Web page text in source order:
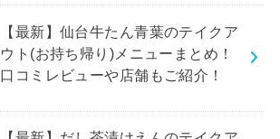
【最新】仙台牛たん青葉のテイクア
ウト(お持ち帰り)メニューまとめ！
口コミレビューや店舗もご紹介！